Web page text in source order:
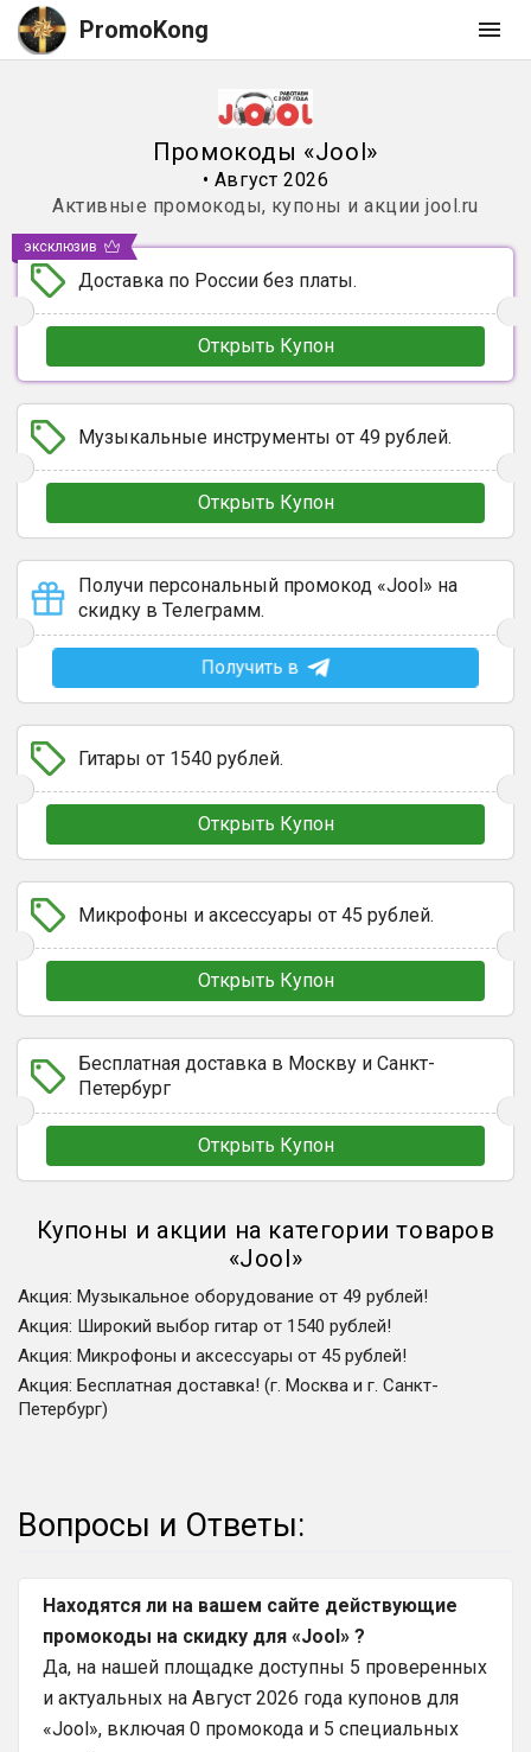
PromoKong
Промокоды «Jool»
• Август 2026
Активные промокоды, купоны и акции jool.ru
Доставка по России без платы.
Открыть Купон
эксклюзив
Музыкальные инструменты от 49 рублей.
Открыть Купон
Получи персональный промокод «Jool» на
скидку в Телеграмм.
Получить в
Гитары от 1540 рублей.
Открыть Купон
Микрофоны и аксессуары от 45 рублей.
Открыть Купон
Бесплатная доставка в Москву и Санкт-
Петербург
Открыть Купон
Купоны и акции на категории товаров
«Jool»
Акция: Музыкальное оборудование от 49 рублей!
Акция: Широкий выбор гитар от 1540 рублей!
Акция: Микрофоны и аксессуары от 45 рублей!
Акция: Бесплатная доставка! (г. Москва и г. Санкт-
Петербург)
Вопросы и Ответы:
Находятся ли на вашем сайте действующие
промокоды на скидку для «Jool» ?
Да, на нашей площадке доступны 5 проверенных
и актуальных на Август 2026 года купонов для
«Jool», включая 0 промокода и 5 специальных